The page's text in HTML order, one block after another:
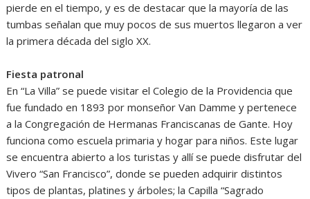
pierde en el tiempo, y es de destacar que la mayoría de las
tumbas señalan que muy pocos de sus muertos llegaron a ver
la primera década del siglo XX.
Fiesta patronal
En “La Villa” se puede visitar el Colegio de la Providencia que
fue fundado en 1893 por monseñor Van Damme y pertenece
a la Congregación de Hermanas Franciscanas de Gante. Hoy
funciona como escuela primaria y hogar para niños. Este lugar
se encuentra abierto a los turistas y allí se puede disfrutar del
Vivero “San Francisco”, donde se pueden adquirir distintos
tipos de plantas, platines y árboles; la Capilla “Sagrado